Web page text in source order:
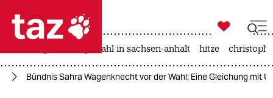
 taz zahl ich
taz zahl ich

taz zahl ich
landtagswahl in sachsen-anhalt hitze
Bündnis Sahra Wagenknecht vor der Wahl: Eine Gleichung mit